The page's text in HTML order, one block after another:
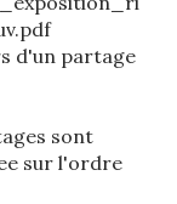
d'un partage
sont
sur l'ordre